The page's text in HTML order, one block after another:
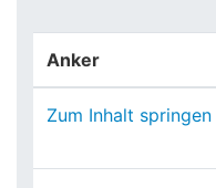
Anker
Zum Inhalt springen